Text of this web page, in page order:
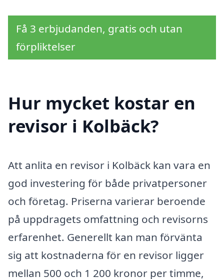
Få 3 erbjudanden, gratis och utan
förpliktelser
Hur mycket kostar en
revisor i Kolbäck?
Att anlita en revisor i Kolbäck kan vara en
god investering för både privatpersoner
och företag. Priserna varierar beroende
på uppdragets omfattning och revisorns
erfarenhet. Generellt kan man förvänta
sig att kostnaderna för en revisor ligger
mellan 500 och 1 200 kronor per timme,